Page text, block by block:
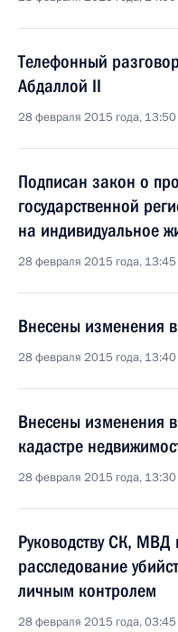
Телефонный
Абдаллой II
28 февраля 2015 года, 13:50
Подписан закон о
государственной
на индивидуальное
28 февраля 2015 года, 13:45
Внесены изменения
28 февраля 2015 года, 13:40
Внесены изменения
кадастре
28 февраля 2015 года, 13:30
Руководству СК,
расследование
личным контролем
28 февраля 2015 года, 03:45